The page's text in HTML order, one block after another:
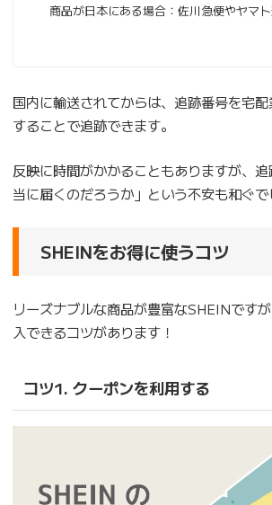
商品が日本にある場合：佐川急便やヤマ
国内に輸送されてからは、追跡番号を宅
することで追跡できます。
反映に時間がかかることもありますが、
当に届くのだろうか」という不安も和ぐで
SHEINをお得に使うコツ
リーズナブルな商品が豊富なSHEINです
入できるコツがあります！
コツ1. クーポンを利用する